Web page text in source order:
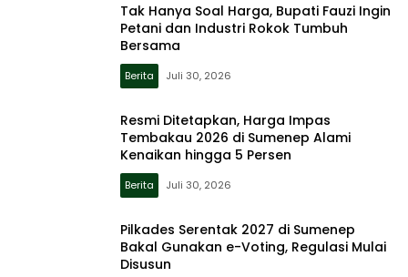
Tak Hanya Soal Harga, Bupati Fauzi Ingin
Petani dan Industri Rokok Tumbuh
Bersama
Berita Juli 30, 2026
Resmi Ditetapkan, Harga Impas
Tembakau 2026 di Sumenep Alami
Kenaikan hingga 5 Persen
Berita Juli 30, 2026
Pilkades Serentak 2027 di Sumenep
Bakal Gunakan e-Voting, Regulasi Mulai
Disusun